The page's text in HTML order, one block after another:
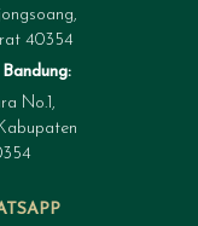
40354
No.1,